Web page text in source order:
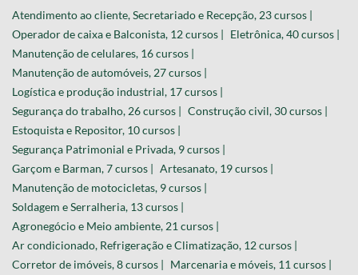
Atendimento ao cliente, Secretariado e Recepção, 23 cursos |
Operador de caixa e Balconista, 12 cursos | Eletrônica, 40 cursos |
Manutenção de celulares, 16 cursos |
Manutenção de automóveis, 27 cursos |
Logística e produção industrial, 17 cursos |
Segurança do trabalho, 26 cursos | Construção civil, 30 cursos |
Estoquista e Repositor, 10 cursos |
Segurança Patrimonial e Privada, 9 cursos |
Garçom e Barman, 7 cursos | Artesanato, 19 cursos |
Manutenção de motocicletas, 9 cursos |
Soldagem e Serralheria, 13 cursos |
Agronegócio e Meio ambiente, 21 cursos |
Ar condicionado, Refrigeração e Climatização, 12 cursos |
Corretor de imóveis, 8 cursos | Marcenaria e móveis, 11 cursos |